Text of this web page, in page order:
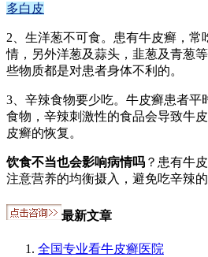
多白皮
2、生洋葱不可食。患有牛皮癣，常
情，另外洋葱及蒜头，韭葱及青葱
些物质都是对患者身体不利的。
3、辛辣食物要少吃。牛皮癣患者平
食物，辛辣刺激性的食品会导致牛
皮癣的恢复。
饮食不当也会影响病情吗 ？患有牛
注意营养的均衡摄入，避免吃辛辣的
最新文章
全国专业看牛皮癣医院